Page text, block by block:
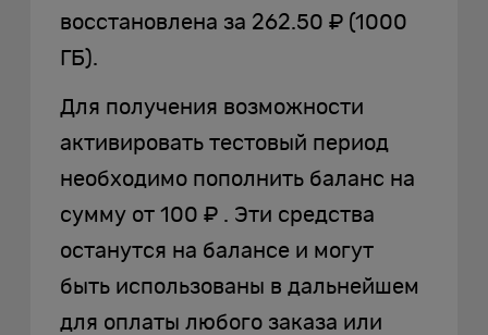
восстановлена за 262.50 ₽ (1000
ГБ).
Для получения возможности
активировать тестовый период
необходимо пополнить баланс на
сумму от 100 ₽ . Эти средства
останутся на балансе и могут
быть использованы в дальнейшем
для оплаты любого заказа или